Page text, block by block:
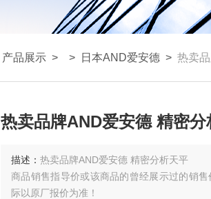
产品展示 > > 日本AND爱安德 > 热卖
热卖品牌AND爱安德 精密分
描述：热卖品牌AND爱安德 精密分析天平
商品销售指导价或该商品的曾经展示过的销
际以原厂报价为准！